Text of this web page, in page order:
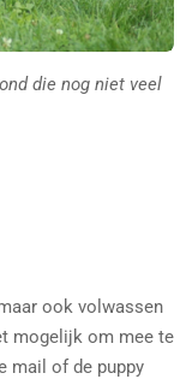
die nog niet veel
ook volwassen
mogelijk om mee te
mail of de puppy